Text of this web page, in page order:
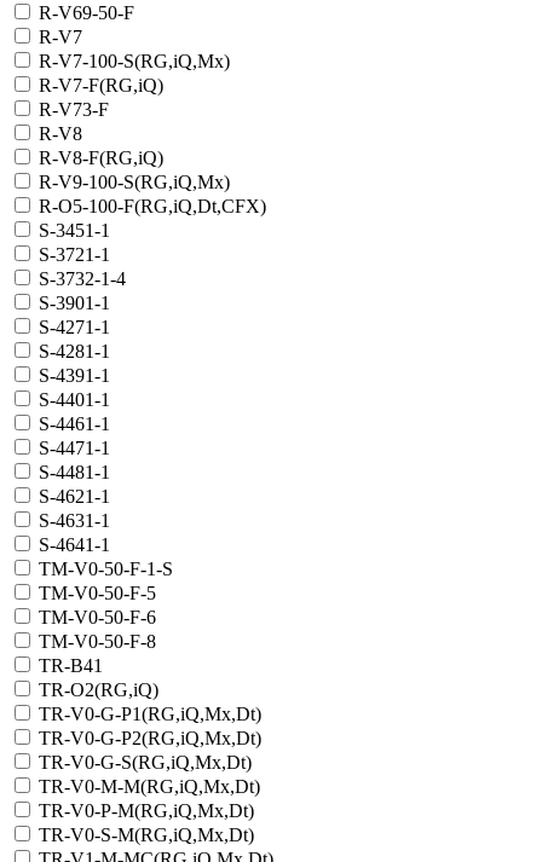
R-V69-50-F
R-V7
R-V7-100-S(RG,iQ,Mx)
R-V7-F(RG,iQ)
R-V73-F
R-V8
R-V8-F(RG,iQ)
R-V9-100-S(RG,iQ,Mx)
R-О5-100-F(RG,iQ,Dt,CFX)
S-3451-1
S-3721-1
S-3732-1-4
S-3901-1
S-4271-1
S-4281-1
S-4391-1
S-4401-1
S-4461-1
S-4471-1
S-4481-1
S-4621-1
S-4631-1
S-4641-1
TM-V0-50-F-1-S
TM-V0-50-F-5
TM-V0-50-F-6
TM-V0-50-F-8
TR-B41
TR-O2(RG,iQ)
TR-V0-G-P1(RG,iQ,Mx,Dt)
TR-V0-G-P2(RG,iQ,Mx,Dt)
TR-V0-G-S(RG,iQ,Mx,Dt)
TR-V0-M-M(RG,iQ,Mx,Dt)
TR-V0-P-M(RG,iQ,Mx,Dt)
TR-V0-S-M(RG,iQ,Mx,Dt)